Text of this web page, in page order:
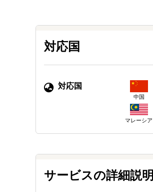
対応国
対応国
中国
マレーシア
サービスの詳細説明